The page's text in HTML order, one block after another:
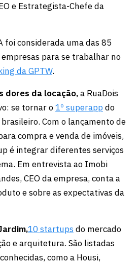
e Estrategista-Chefe da
foi considerada uma das 85
para se trabalhar no
da GPTW.
dores da locação,a RuaDois
se tornar o1º superappdo
Com o lançamento de
compra e venda de imóveis,
é integrar diferentes serviços
Em entrevista ao Imobi
CEO da empresa, conta a
e sobre as expectativas da
10 startups do mercado
e arquitetura. São listadas
como a Housi,